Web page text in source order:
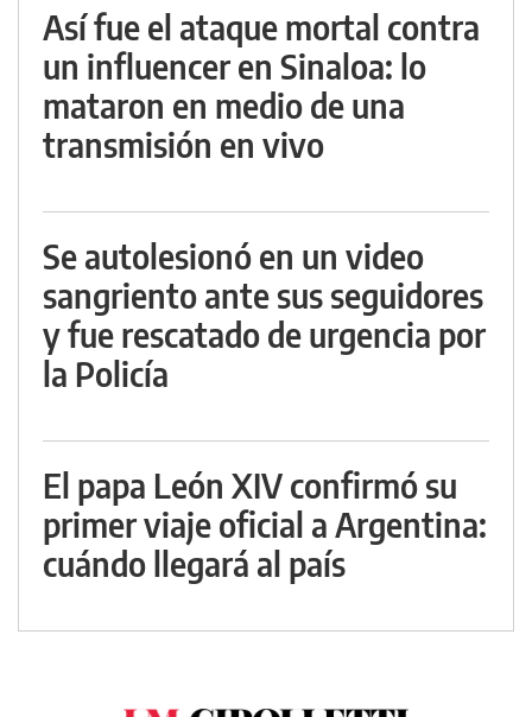
Así fue el ataque mortal contra
un influencer en Sinaloa: lo
mataron en medio de una
transmisión en vivo
Se autolesionó en un video
sangriento ante sus seguidores
y fue rescatado de urgencia por
la Policía
El papa León XIV confirmó su
primer viaje oficial a Argentina:
cuándo llegará al país